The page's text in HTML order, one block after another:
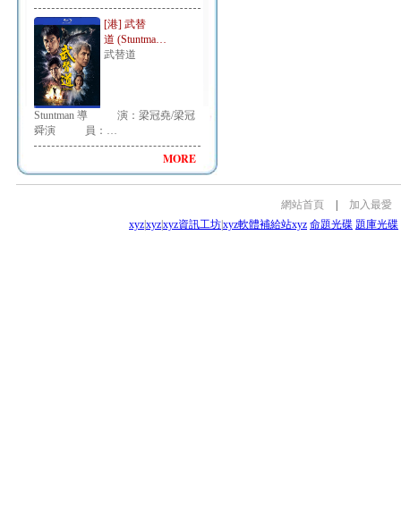
[港] 武替
道 (Stuntma…
武替道
Stuntman 導 演：梁冠堯/梁冠
舜演 員：…
MORE
網站首頁
加入最愛
xyzxyzxyz資訊工坊xyz軟體補給站xyz 命題光碟 題庫光碟